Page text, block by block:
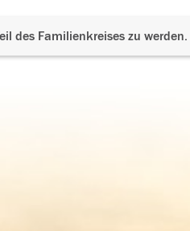
des Familienkreises zu werden.